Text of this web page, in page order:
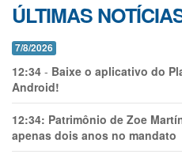
ÚLTIMAS
7/8/2026
12:34 - Baixe o aplicativo do
Android!
12:34: Patrimônio de Zoe
apenas dois anos no mandato